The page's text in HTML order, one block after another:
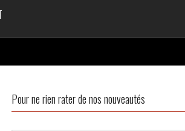
Pour ne rien rater de nos nouveautés